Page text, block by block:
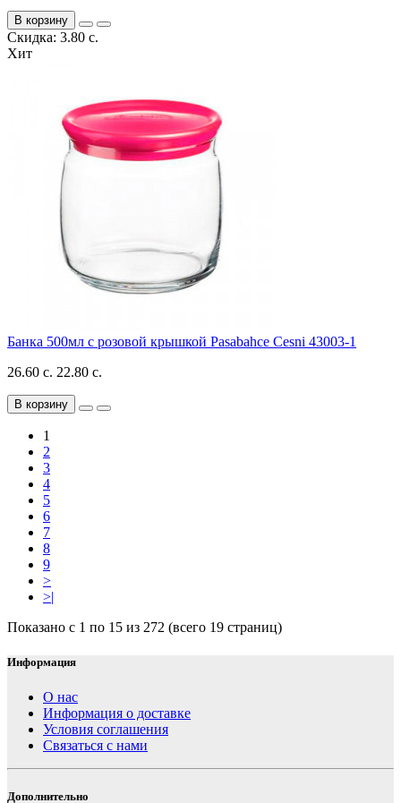
В корзину
Скидка: 3.80 с.
Хит
Банка 500мл с розовой крышкой Pasabahce Cesni 43003-1
26.60 с. 22.80 с.
В корзину
1
2
3
4
5
6
7
8
9
>
>|
Показано с 1 по 15 из 272 (всего 19 страниц)
Информация
О нас
Информация о доставке
Условия соглашения
Связаться с нами
Дополнительно